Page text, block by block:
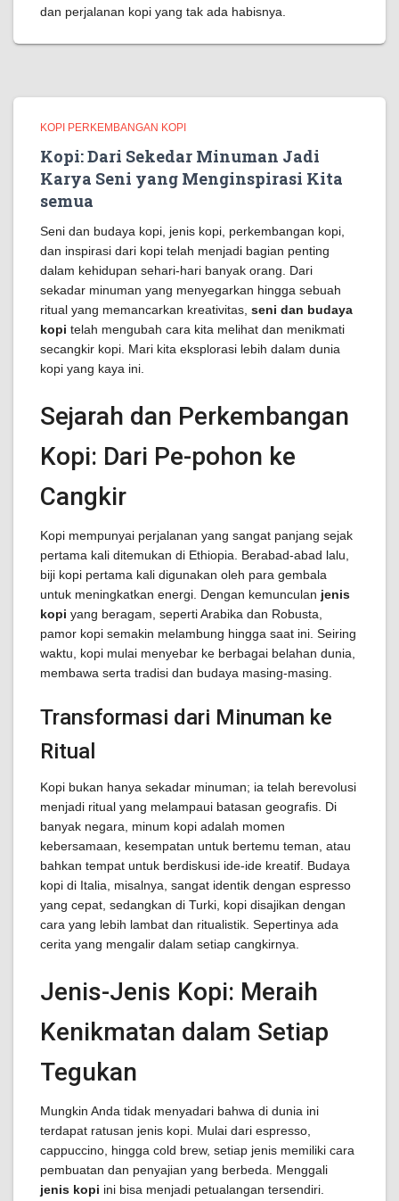
dan perjalanan kopi yang tak ada habisnya.
KOPI PERKEMBANGAN KOPI
Kopi: Dari Sekedar Minuman Jadi
Karya Seni yang Menginspirasi Kita
semua
Seni dan budaya kopi, jenis kopi, perkembangan kopi,
dan inspirasi dari kopi telah menjadi bagian penting
dalam kehidupan sehari-hari banyak orang. Dari
sekadar minuman yang menyegarkan hingga sebuah
ritual yang memancarkan kreativitas, seni dan budaya
kopi telah mengubah cara kita melihat dan menikmati
secangkir kopi. Mari kita eksplorasi lebih dalam dunia
kopi yang kaya ini.
Sejarah dan Perkembangan
Kopi: Dari Pe-pohon ke
Cangkir
Kopi mempunyai perjalanan yang sangat panjang sejak
pertama kali ditemukan di Ethiopia. Berabad-abad lalu,
biji kopi pertama kali digunakan oleh para gembala
untuk meningkatkan energi. Dengan kemunculan jenis
kopi yang beragam, seperti Arabika dan Robusta,
pamor kopi semakin melambung hingga saat ini. Seiring
waktu, kopi mulai menyebar ke berbagai belahan dunia,
membawa serta tradisi dan budaya masing-masing.
Transformasi dari Minuman ke
Ritual
Kopi bukan hanya sekadar minuman; ia telah berevolusi
menjadi ritual yang melampaui batasan geografis. Di
banyak negara, minum kopi adalah momen
kebersamaan, kesempatan untuk bertemu teman, atau
bahkan tempat untuk berdiskusi ide-ide kreatif. Budaya
kopi di Italia, misalnya, sangat identik dengan espresso
yang cepat, sedangkan di Turki, kopi disajikan dengan
cara yang lebih lambat dan ritualistik. Sepertinya ada
cerita yang mengalir dalam setiap cangkirnya.
Jenis-Jenis Kopi: Meraih
Kenikmatan dalam Setiap
Tegukan
Mungkin Anda tidak menyadari bahwa di dunia ini
terdapat ratusan jenis kopi. Mulai dari espresso,
cappuccino, hingga cold brew, setiap jenis memiliki cara
pembuatan dan penyajian yang berbeda. Menggali
jenis kopi ini bisa menjadi petualangan tersendiri.